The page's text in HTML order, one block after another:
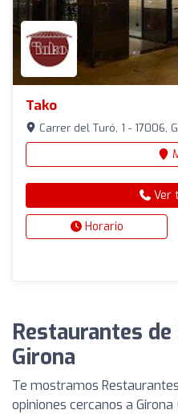
Tako
Carrer del Turó, 1 - 17006,
Ver
Horario
Restaurantes de
Girona
Te mostramos
opiniones cercanos a